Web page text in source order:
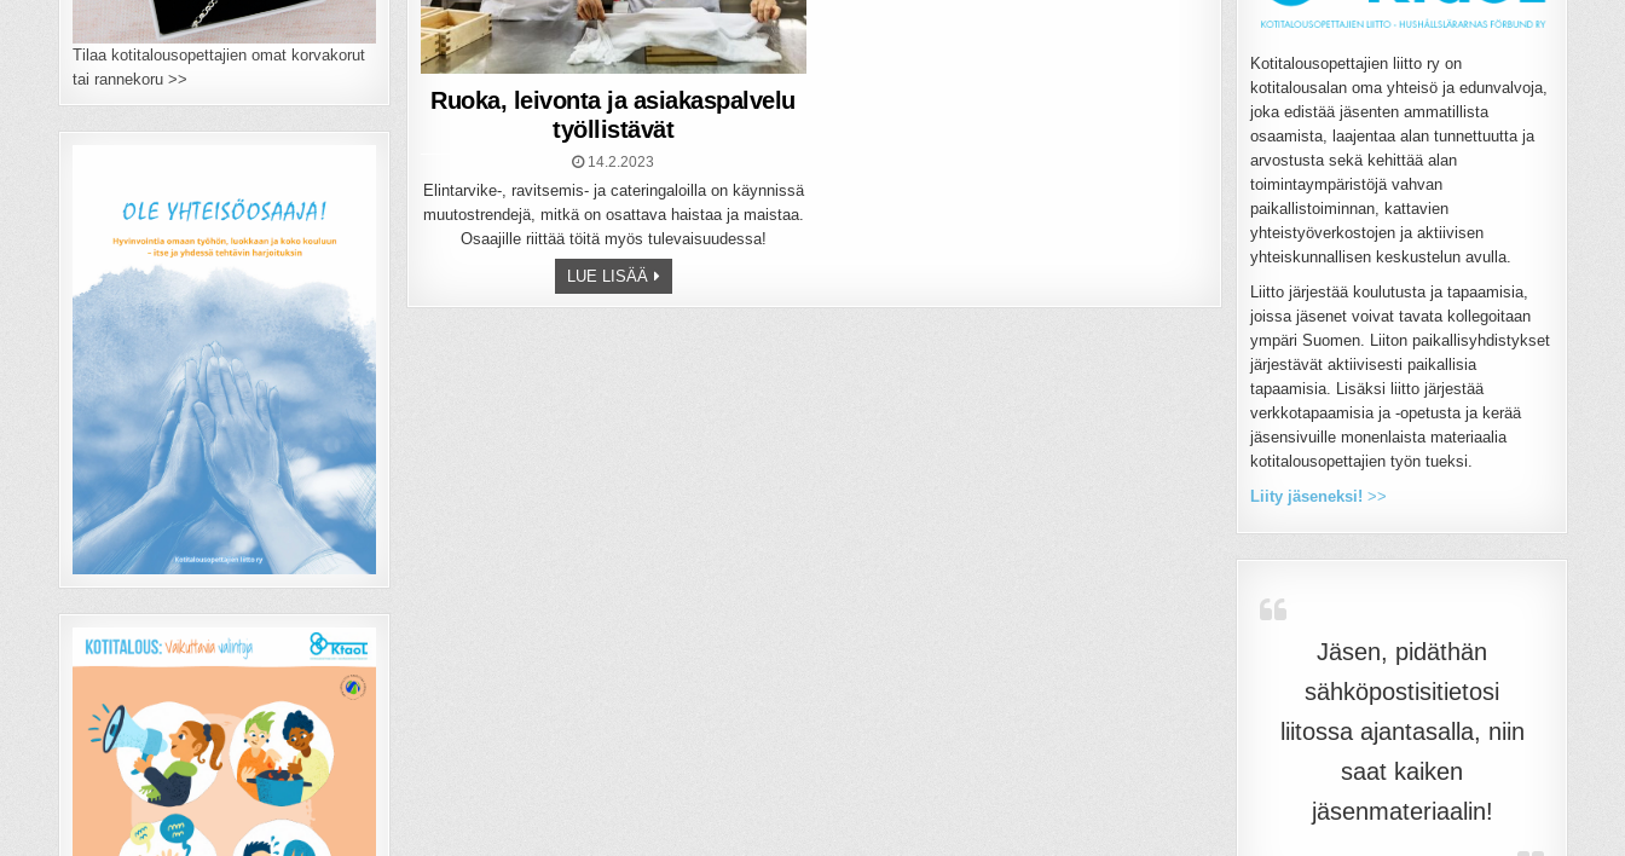
Ruoka, leivonta ja asiakaspalvelu
työllistävät
14.2.2023
Elintarvike-, ravitsemis- ja cateringaloilla on käynnissä
muutostrendejä, mitkä on osattava haistaa ja maistaa.
Osaajille riittää töitä myös tulevaisuudessa!
LUE LISÄÄ
Tilaa kotitalousopettajien omat korvakorut
tai rannekoru >>
Kotitalousopettajien liitto ry on
kotitalousalan oma yhteisö ja edunvalvoja,
joka edistää jäsenten ammatillista
osaamista, laajentaa alan tunnettuutta ja
arvostusta sekä kehittää alan
toimintaympäristöjä vahvan
paikallistoiminnan, kattavien
yhteistyöverkostojen ja aktiivisen
yhteiskunnallisen keskustelun avulla.
Liitto järjestää koulutusta ja tapaamisia,
joissa jäsenet voivat tavata kollegoitaan
ympäri Suomen. Liiton paikallisyhdistykset
järjestävät aktiivisesti paikallisia
tapaamisia. Lisäksi liitto järjestää
verkkotapaamisia ja -opetusta ja kerää
jäsensivuille monenlaista materiaalia
kotitalousopettajien työn tueksi.
Liity jäseneksi! >>
Jäsen, pidäthän
sähköpostisitietosi
liitossa ajantasalla, niin
saat kaiken
jäsenmateriaalin!